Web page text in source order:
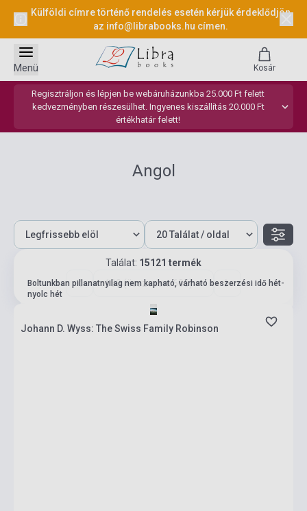
Külföldi címre történő rendelés esetén kérjük érdeklődjön
az info@librabooks.hu címen.
Regisztráljon és lépjen be webáruházunkba 25.000 Ft felett
kedvezményben részesülhet. Ingyenes kiszállítás 20.000 Ft
értékhatár felett!
Menü Kosár
Angol
Találat: 15121 termék
183 (összesen: 605)
Boltunkban pillanatnyilag nem kapható, várható beszerzési idő hét-
nyolc hét
Johann D. Wyss: The Swiss Family Robinson